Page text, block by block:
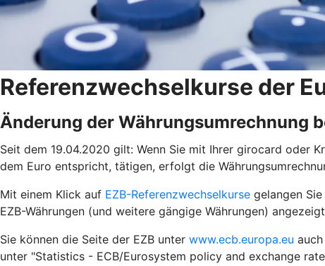
Referenzwechselkurse der
Änderung der Währungsumrechnung
Seit dem 19.04.2020 gilt: Wenn Sie mit Ihrer girocard oder
dem Euro entspricht, tätigen, erfolgt die
Mit einem Klick auf EZB-Referenzwechselkurse gelangen
EZB-Währungen (und weitere gängige Währungen)
Sie können die Seite der EZB unter www.ecb.europa.eu
unter "Statistics - ECB/Eurosystem policy and exchange